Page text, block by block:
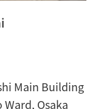
Main Building
Osaka